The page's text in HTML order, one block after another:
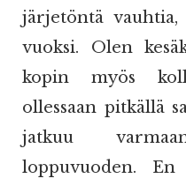
järjetöntä
vuoksi. Olen
kopin myös
ollessaan pitkällä
jatkuu
loppuvuoden. En